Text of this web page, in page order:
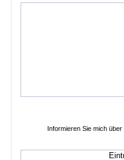
Informieren Sie mich